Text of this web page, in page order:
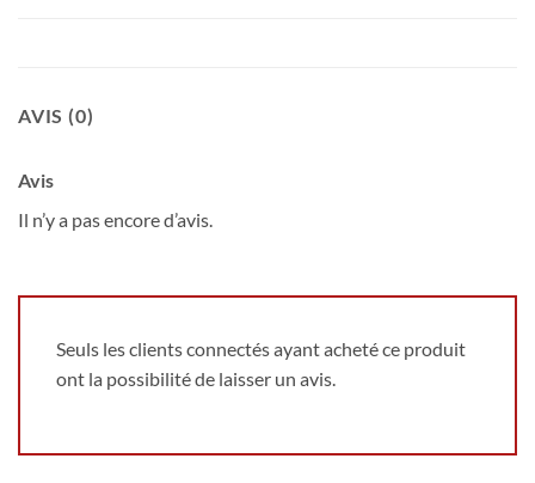
AVIS (0)
Avis
Il n’y a pas encore d’avis.
Seuls les clients connectés ayant acheté ce produit
ont la possibilité de laisser un avis.